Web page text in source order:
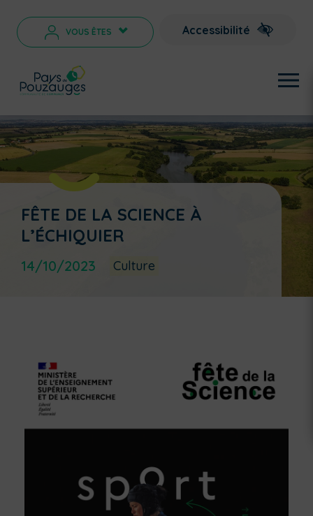
VOUS ÊTES > Accessibilité
FÊTE DE LA SCIENCE À
L’ÉCHIQUIER
14/10/2023 Culture